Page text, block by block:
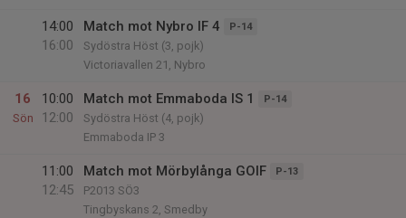
14:00
16:00
Match mot Nybro IF 4 P-14
Sydöstra Höst (3, pojk)
Victoriavallen 21, Nybro
16
Sön
10:00
12:00
Match mot Emmaboda IS 1 P-14
Sydöstra Höst (4, pojk)
Emmaboda IP 3
11:00
12:45
Match mot Mörbylånga GOIF P-13
P2013 SÖ3
Tingbyskans 2, Smedby